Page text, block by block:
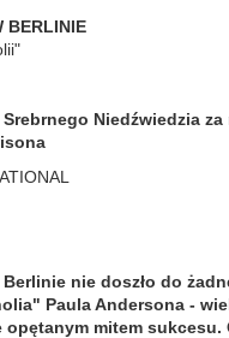
BERLINIE
Niedźwiedzia za
nie doszło do
Paula Andersona -
mitem sukcesu.